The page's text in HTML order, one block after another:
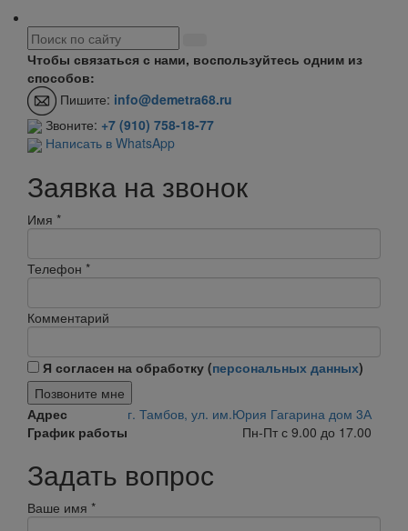
Чтобы связаться с нами, воспользуйтесь одним из
способов:
Пишите: info@demetra68.ru
Звоните: +7 (910) 758-18-77
Написать в WhatsApp
Заявка на звонок
Имя *
Телефон *
Комментарий
Я согласен на обработку (персональных данных)
Позвоните мне
Адрес
г. Тамбов, ул. им.Юрия Гагарина дом 3А
График работы
Пн-Пт с 9.00 до 17.00
Задать вопрос
Ваше имя *